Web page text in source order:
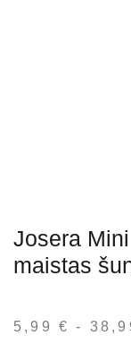
Josera
maistas
5,99 € -